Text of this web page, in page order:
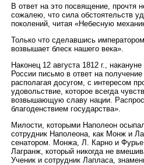
В ответ на это посвящение, прочтя
сожалею, что сила обстоятельств
поколений, читая «Небесную
Только что сделавшись
возвышает блеск нашего века».
Наконец 12 августа 1812 г.,
России письмо в ответ на
располагая досугом, с интересом
удовольствие, которое всегда
возвышающую славу нации.
благоденствием государства».
Милости, которыми Наполеон
сотрудник Наполеона, как Монж и
сенатором. Монжа, Л. Карно и
Лагранж, который никогда не
Ученик и сотрудник Лапласа,